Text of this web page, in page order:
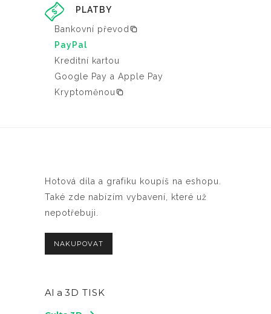
PLATBY
Bankovní převod
PayPal
Kreditní kartou
Google Pay a Apple Pay
Kryptoměnou
Hotová díla a grafiku koupíš na eshopu.
Také zde nabízím vybavení, které už
nepotřebuji.
NAKUPOVAT
AI a 3D TISK